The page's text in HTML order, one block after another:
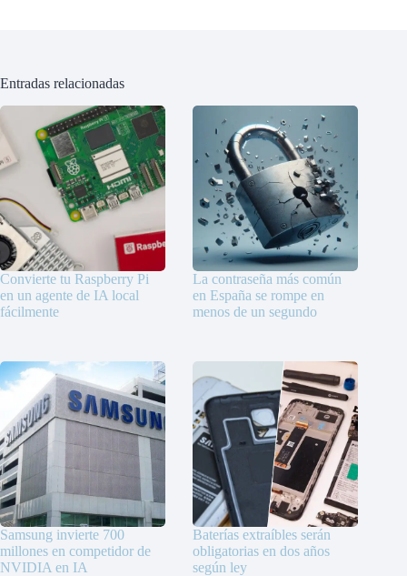
Entradas relacionadas
Convierte tu Raspberry Pi
en un agente de IA local
fácilmente
La contraseña más común
en España se rompe en
menos de un segundo
Samsung invierte 700
millones en competidor de
NVIDIA en IA
Baterías extraíbles serán
obligatorias en dos años
según ley